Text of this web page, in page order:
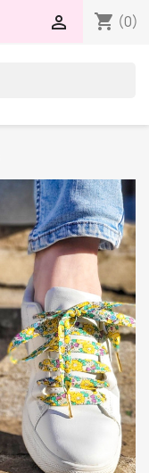
shopping_cart (0)
